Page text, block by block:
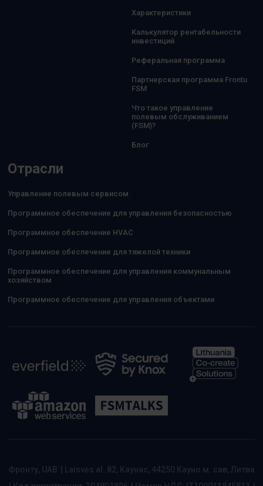
Характеристики
Калькулятор рентабельности
инвестиций
Реферальная программа
Партнерская программа Frontu
FSM
Что такое управление
полевым обслуживанием
(FSM)?
Блог
Отрасли
Управление полевым сервисом
Программное обеспечение для управления безопасностью
Программное обеспечение HVAC
Программное обеспечение для тяжелой техники
Программное обеспечение для управления коммунальным
хозяйством
Программное обеспечение для управления объектами
Фронту, UAB
Laisvės al. 82, Каунас, 44250 Кауно м. сав, Литва